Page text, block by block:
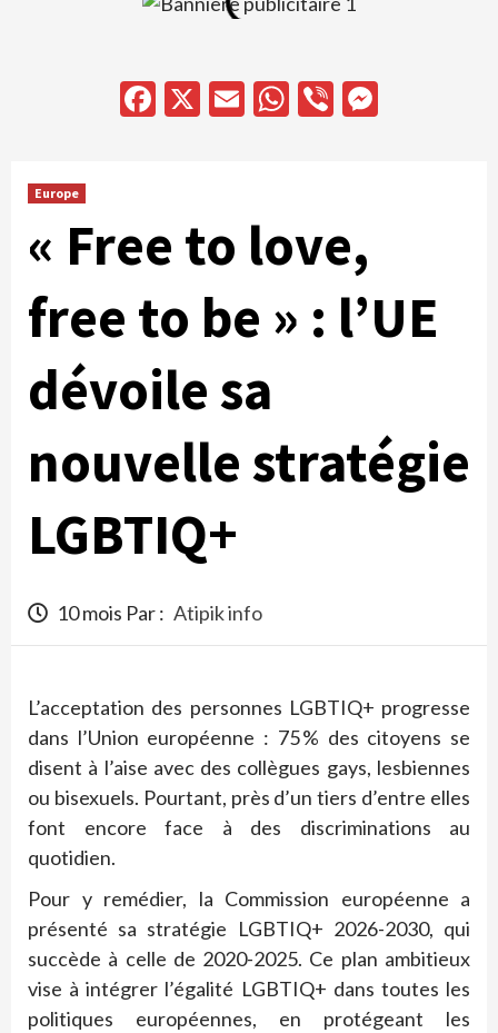
Facebook
X EmailWhatsApp
Viber
Europe
« Free to love,
free to be » : l’UE
dévoile sa
nouvelle stratégie
LGBTIQ+
10 mois Par : Atipik info
L’acceptation des personnes LGBTIQ+ progresse
dans l’Union européenne : 75 % des citoyens se
disent à l’aise avec des collègues gays, lesbiennes
ou bisexuels. Pourtant, près d’un tiers d’entre elles
font encore face à des discriminations au
quotidien.
Pour y remédier, la Commission européenne a
présenté sa stratégie LGBTIQ+ 2026-2030, qui
succède à celle de 2020-2025. Ce plan ambitieux
vise à intégrer l’égalité LGBTIQ+ dans toutes les
politiques européennes, en protégeant les